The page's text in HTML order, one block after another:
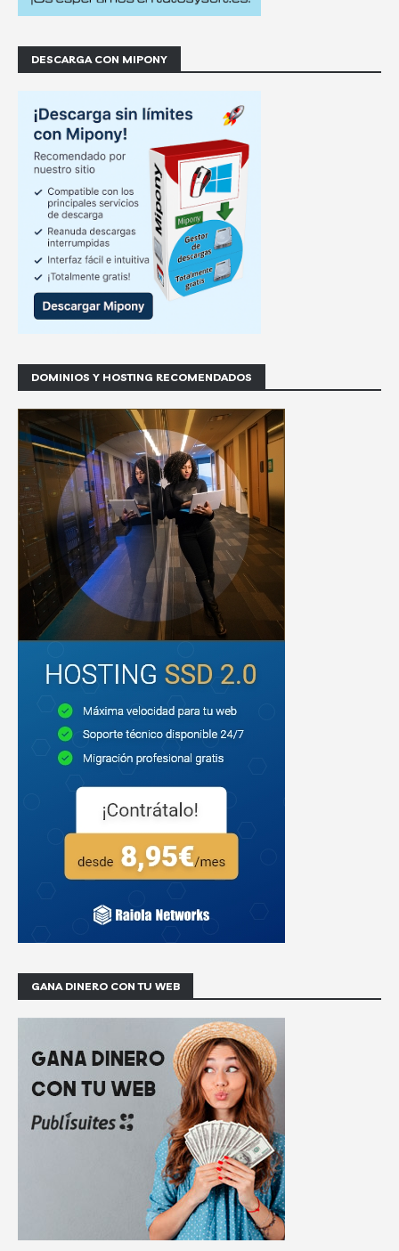
DESCARGA CON MIPONY
DOMINIOS Y HOSTING RECOMENDADOS
GANA DINERO CON TU WEB